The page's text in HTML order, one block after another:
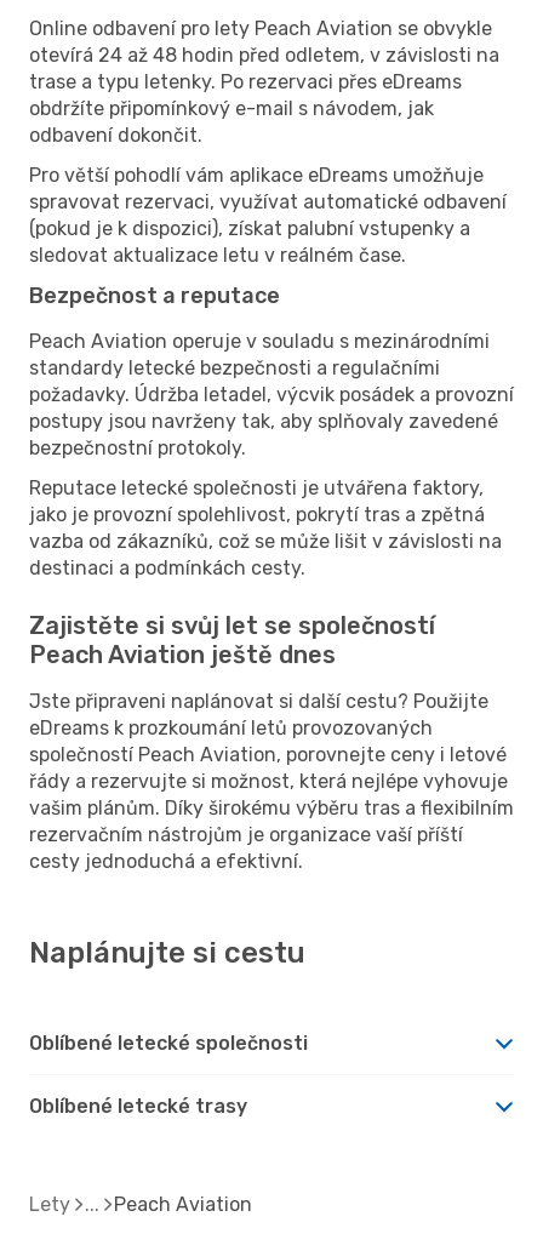
Online odbavení pro lety Peach Aviation se obvykle
otevírá 24 až 48 hodin před odletem, v závislosti na
trase a typu letenky. Po rezervaci přes eDreams
obdržíte připomínkový e-mail s návodem, jak
odbavení dokončit.
Pro větší pohodlí vám aplikace eDreams umožňuje
spravovat rezervaci, využívat automatické odbavení
(pokud je k dispozici), získat palubní vstupenky a
sledovat aktualizace letu v reálném čase.
Bezpečnost a reputace
Peach Aviation operuje v souladu s mezinárodními
standardy letecké bezpečnosti a regulačními
požadavky. Údržba letadel, výcvik posádek a provozní
postupy jsou navrženy tak, aby splňovaly zavedené
bezpečnostní protokoly.
Reputace letecké společnosti je utvářena faktory,
jako je provozní spolehlivost, pokrytí tras a zpětná
vazba od zákazníků, což se může lišit v závislosti na
destinaci a podmínkách cesty.
Zajistěte si svůj let se společností
Peach Aviation ještě dnes
Jste připraveni naplánovat si další cestu? Použijte
eDreams k prozkoumání letů provozovaných
společností Peach Aviation, porovnejte ceny i letové
řády a rezervujte si možnost, která nejlépe vyhovuje
vašim plánům. Díky širokému výběru tras a flexibilním
rezervačním nástrojům je organizace vaší příští
cesty jednoduchá a efektivní.
Naplánujte si cestu
Oblíbené letecké společnosti
Oblíbené letecké trasy
Lety Peach Aviation